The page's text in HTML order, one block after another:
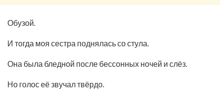
Обузой.
И тогда моя сестра поднялась со стула.
Она была бледной после бессонных ночей и слёз.
Но голос её звучал твёрдо.